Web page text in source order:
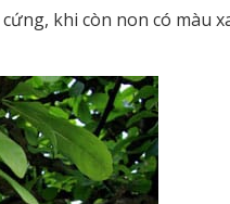
khi còn non có màu